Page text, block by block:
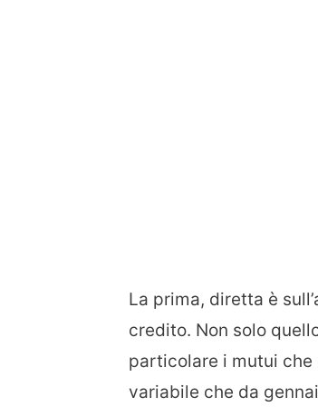
La prima, diretta è
credito. Non solo
particolare i mutui che
variabile che da